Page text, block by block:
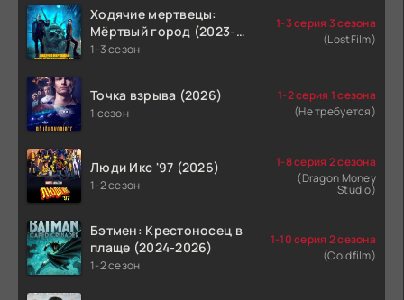
Ходячие мертвецы:
Мёртвый город (2023-
2026)
1-3 сезон
1-3 серия 3 сезона
(LostFilm)
Точка взрыва (2026)
1 сезон
1-2 серия 1 сезона
(Не требуется)
Люди Икс '97 (2026)
1-2 сезон
1-8 серия 2 сезона
(Dragon Money
Studio)
Бэтмен: Крестоносец в
плаще (2024-2026)
1-2 сезон
1-10 серия 2 сезона
(Coldfilm)